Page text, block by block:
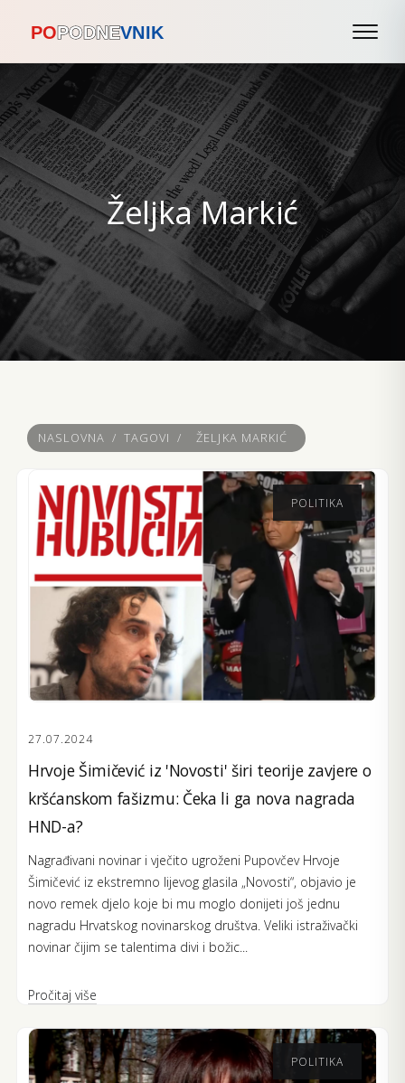
Željka Markić
NASLOVNA / TAGOVI / ŽELJKA MARKIĆ
POLITIKA
27.07.2024
Hrvoje Šimičević iz 'Novosti' širi teorije zavjere o
kršćanskom fašizmu: Čeka li ga nova nagrada
HND-a?
Nagrađivani novinar i vječito ugroženi Pupovčev Hrvoje
Šimičević iz ekstremno lijevog glasila „Novosti“, objavio je
novo remek djelo koje bi mu moglo donijeti još jednu
nagradu Hrvatskog novinarskog društva. Veliki istraživački
novinar čijim se talentima divi i božic...
Pročitaj više
POLITIKA